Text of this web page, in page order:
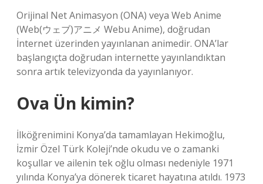
Orijinal Net Animasyon (ONA) veya Web Anime
(Web(ウェブ)アニメ Webu Anime), doğrudan
İnternet üzerinden yayınlanan animedir. ONA’lar
başlangıçta doğrudan internette yayınlandıktan
sonra artık televizyonda da yayınlanıyor.
Ova Ün kimin?
İlköğrenimini Konya’da tamamlayan Hekimoğlu,
İzmir Özel Türk Koleji’nde okudu ve o zamanki
koşullar ve ailenin tek oğlu olması nedeniyle 1971
yılında Konya’ya dönerek ticaret hayatına atıldı. 1973